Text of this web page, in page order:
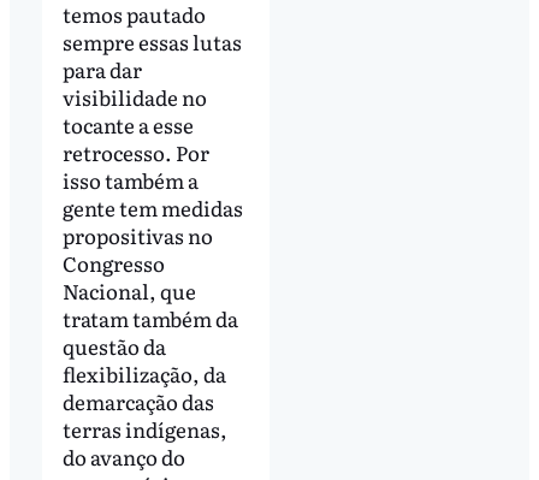
temos pautado
sempre essas lutas
para dar
visibilidade no
tocante a esse
retrocesso. Por
isso também a
gente tem medidas
propositivas no
Congresso
Nacional, que
tratam também da
questão da
flexibilização, da
demarcação das
terras indígenas,
do avanço do